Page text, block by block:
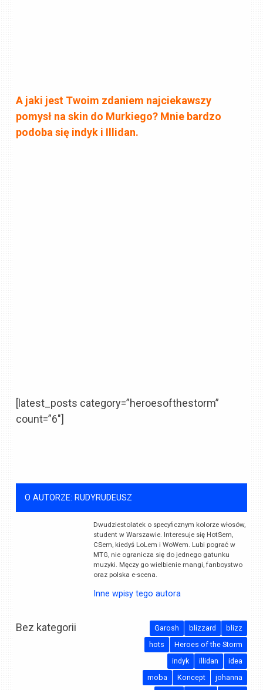
A jaki jest Twoim zdaniem najciekawszy
pomysł na skin do Murkiego? Mnie bardzo
podoba się indyk i Illidan.
[latest_posts category=”heroesofthestorm”
count=”6″]
O AUTORZE: RUDYRUDEUSZ
Dwudziestolatek o specyficznym kolorze włosów,
student w Warszawie. Interesuje się HotSem,
CSem, kiedyś LoLem i WoWem. Lubi pograć w
MTG, nie ogranicza się do jednego gatunku
muzyki. Męczy go wielbienie mangi, fanboystwo
oraz polska e-scena.
Inne wpisy tego autora
Bez kategorii blizz
blizzard
Garosh
Heroes of the Storm
hots
idea
illidan
indyk
johanna
Koncept
moba